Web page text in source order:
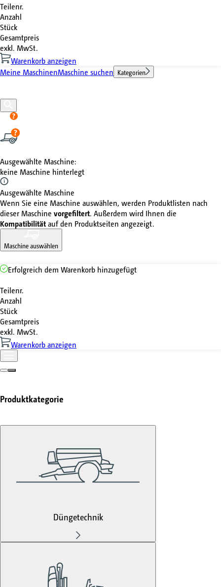
Teilenr.
Anzahl
Stück
Gesamtpreis
exkl. MwSt.
Warenkorb anzeigen
Meine MaschinenMaschine suchen Kategorien
Ausgewählte Maschine:
keine Maschine hinterlegt
Ausgewählte Maschine
Wenn Sie eine Maschine auswählen, werden Produktlisten nach
dieser Maschine vorgefiltert. Außerdem wird Ihnen die
Kompatibilitätauf den Produktseiten angezeigt.
Maschine auswählen
Erfolgreich dem Warenkorb hinzugefügt
Teilenr.
Anzahl
Stück
Gesamtpreis
exkl. MwSt.
Warenkorb anzeigen
Produktkategorie
Düngetechnik